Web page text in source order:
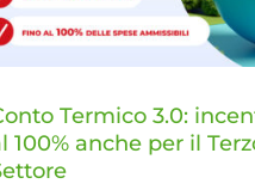
Termico 3.0:
100% anche per il